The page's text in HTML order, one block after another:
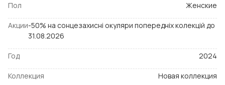
Пол Женские
Акции-50% на сонцезахисні окуляри попередніх колекцій до
31.08.2026
Год 2024
Коллекция Новая коллекция